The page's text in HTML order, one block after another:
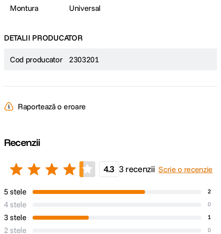
Montura Universal
DETALII PRODUCATOR
Cod producator 2303201
Raportează o eroare
Recenzii
4.3 3 recenzii Scrie o recenzie
5 stele 2
4 stele 0
3 stele 1
2 stele 0